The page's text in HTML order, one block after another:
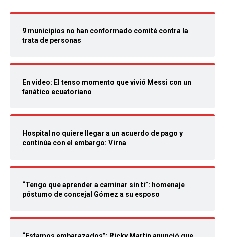
9 municipios no han conformado comité contra la
trata de personas
En video: El tenso momento que vivió Messi con un
fanático ecuatoriano
Hospital no quiere llegar a un acuerdo de pago y
continúa con el embargo: Virna
“Tengo que aprender a caminar sin ti”: homenaje
póstumo de concejal Gómez a su esposo